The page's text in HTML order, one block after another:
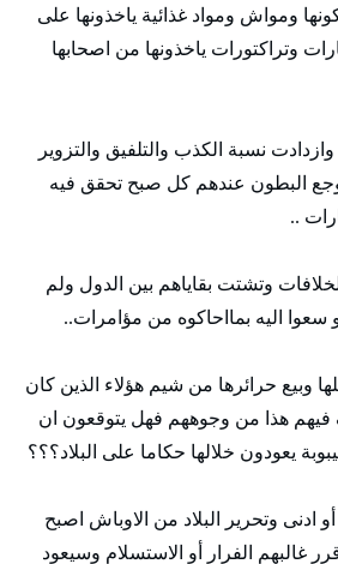
ومواش ومواد غذائية ياخذونها على
وتراكتورات ياخذونها من اصحابها
وازدادت نسبة الكذب والتلفيق والتزوير
البطون عندهم كل صبح تحقق فيه
..
وتشتت بقاياهم بين الدول ولم
سعوا اليه بمااحاكوه من مؤامرات..
وبيع حرائرها من شيم هؤلاء الذين كان
هذا من وجوههم فهل يتوقعون ان
يعودون خلالها حكاما على البلاد؟؟؟
ادنى وتحرير البلاد من الاوباش اصبح
غالبهم الفرار أو الاستسلام وسيعود